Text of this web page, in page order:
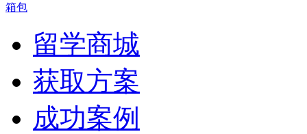
箱包
留学商城
获取方案
成功案例